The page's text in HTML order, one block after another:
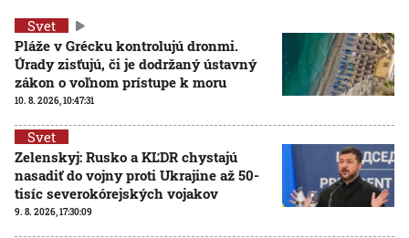
Svet
Pláže v Grécku kontrolujú dronmi.
Úrady zisťujú, či je dodržaný ústavný
zákon o voľnom prístupe k moru
10. 8. 2026, 10:47:31
Svet
Zelenskyj: Rusko a KĽDR chystajú
nasadiť do vojny proti Ukrajine až 50-
tisíc severokórejských vojakov
9. 8. 2026, 17:30:09